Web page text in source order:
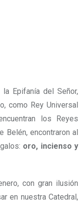
Epifanía del Señor,
como Rey Universal
los Reyes
Belén, encontraron al
oro, incienso y
con gran ilusión
en nuestra Catedral,